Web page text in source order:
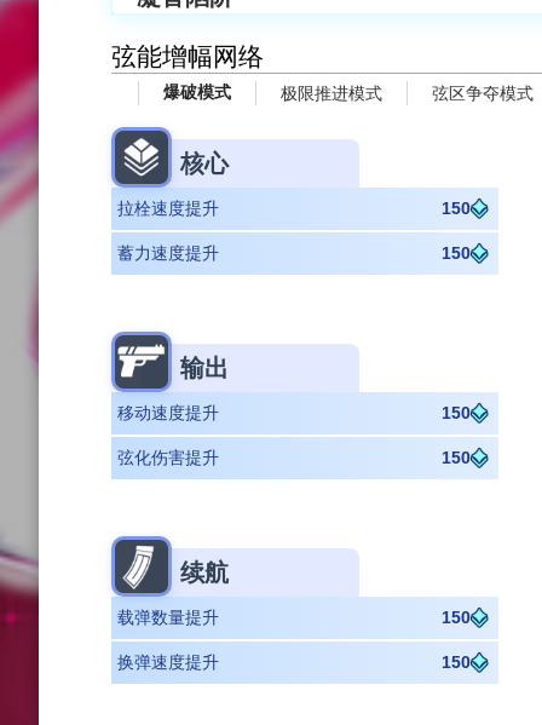
弦能增幅网络
爆破模式 极限推进模式 弦区争夺模式
核心
拉栓速度提升 150
蓄力速度提升 150
输出
移动速度提升 150
弦化伤害提升 150
续航
载弹数量提升 150
换弹速度提升 150